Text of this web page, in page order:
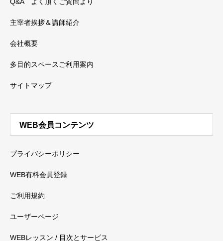
主宰者挨拶＆講師紹介
会社概要
多目的スペースご利用案内
サイトマップ
WEB会員コンテンツ
プライバシーポリシー
WEB有料会員登録
ご利用規約
ユーザーページ
WEBレッスン / 目次とサービス